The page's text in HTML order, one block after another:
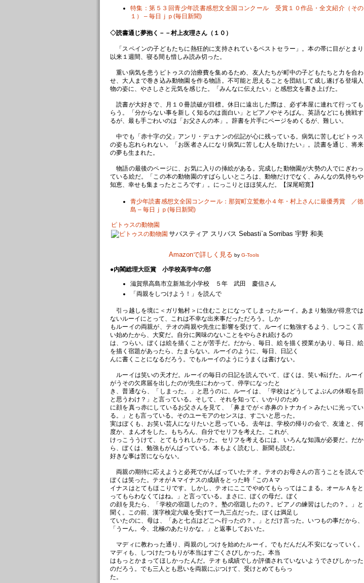
特集：第５３回青少年読書感想文全国コンクール 受賞１０作品・全文紹介（その
１） – 毎日ｊｐ(毎日新聞)
◇読書通じ夢抱く－－村上友理さん（１０）
「スペインの子どもたちに熱狂的に支持されているベストセラー」。本の帯に目がとまり
以来１週間、寝る間も惜しみ読み切った。
重い病気を患うピトゥスの治療費を集めるため、友人たちが町中の子どもたちと力を合わ
せ、大人まで巻き込み動物園を作る物語。不可能と思えることを団結して成し遂げる登場人
物の姿に、やさしさと元気を感じた。「みんなに伝えたい」と感想文を書き上げた。
読書が大好きで、月１０冊読破が目標。休日に遠出した際は、必ず本屋に連れて行っても
らう。「分からない事を新しく知るのは面白い」とピアノやそろばん、英語などにも挑戦す
るが、最も手ごわいのは「お父さんの本」。辞書を片手にページをめくるが、難しい。
中でも「赤十字の父」アンリ・デュナンの伝記が心に残っている。病気に苦しむピトゥス
の姿も忘れられない。「お医者さんになり病気に苦しむ人を助けたい」。読書を通じ、将来
の夢も生まれた。
物語の最後のページに、お気に入りの挿絵がある。完成した動物園が大勢の人でにぎわっ
ている絵だ。「この本の動物園のすばらしいところは、動物だけでなく、みんなの気持ちや
知恵、幸せも集まったところです」。にっこりとほほ笑んだ。【深尾昭寛】
青少年読書感想文全国コンクール：那賀町立鷲敷小４年・村上さんに最優秀賞 ／徳
島 – 毎日ｊｐ(毎日新聞)
ピトゥスの動物園
サバスティア スリバス Sebasti`a Sorribas 宇野 和美
Amazonで詳しく見る by G-Tools
●内閣総理大臣賞 小学校高学年の部
滋賀県高島市立新旭北小学校 ５年 武田 慶信さん
「両親をしつけよう！」を読んで
引っ越しを境に＜ガリ勉村＞に住むことになってしまったルーイ。あまり勉強が得意では
ないルーイにとって、これは不幸な出来事だっただろう。しか
もルーイの両親が、テオの両親や先生に影響を受けて、ルーイに勉強するよう、しつこく言
い始めたから、大変だ。自分に興味のないことをやらされ続けるの
は、つらい。ぼくは絵を描くことが苦手だ。だから、毎日、絵を描く授業があり、毎日、絵
を描く宿題があったら、たまらない。ルーイのように、毎日、日記く
んに書くことになるだろう。でもルーイのようにうまくは書けない。
ルーイは笑いの天才だ。ルーイの毎日の日記を読んでいて、ぼくは、笑い転げた。ルーイ
がうその欠席届を出したのが先生にわかって、停学になったと
き、普通なら、「しまった。」と思うのに、ルーイは、「学校はどうしてよぶんの休暇を罰
と思うわけ？」と言っている。そして、それを知って、いかりのため
に顔を真っ赤にしているお父さんを見て、「鼻までが＜赤鼻のトナカイ＞みたいに光ってい
る。」とも言っている。そのユーモアのセンスは、すごいと思った。
実はぼくも、お笑い芸人になりたいと思っている。去年は、学校の帰りの会で、友達と、何
度か、まん才をした。もちろん、自分でセリフを考えた。これが、
けっこううけて、とてもうれしかった。セリフを考えるには、いろんな知識が必要だ。だか
ら、ぼくは、勉強もがんばっている。本もよく読むし、新聞も読む。
好きな事は苦にならない。
両親の期待に応えようと必死でがんばっていたテオ。テオのお母さんの言うことを読んで
ぼくは笑った。テオがＡマイナスの成績をとった時「このＡマ
イナスはとてもほこりです。しかし、テオにここでやめてもらってはこまる。オールＡをと
ってもらわなくてはね。」と言っている。まさに、ぼくの母だ。ぼく
の顔を見たら、「学校の宿題したの？。塾の宿題したの？。ピアノの練習はしたの？。」と
聞く。この前、漢字検定六級を受けて一九三点だった。ぼくは満足し
ていたのに、母は、「あと七点はどこへ行ったの？。」とだけ言った。いつもの事だから、
「うーん。今、北極のあたりかな。」と返事しておいた。
マディに教わった通り、両親のしつけを始めたルーイ。でもだんだん不安になっていく。
マディも、しつけたつもりが本当はすごくさびしかった。本当
はもっとかまってほしかったんだ。テオも成績でしか評価されていないようでさびしかった
のだろう。でも三人とも思いを両親にぶつけて、受けとめてもらっ
た。